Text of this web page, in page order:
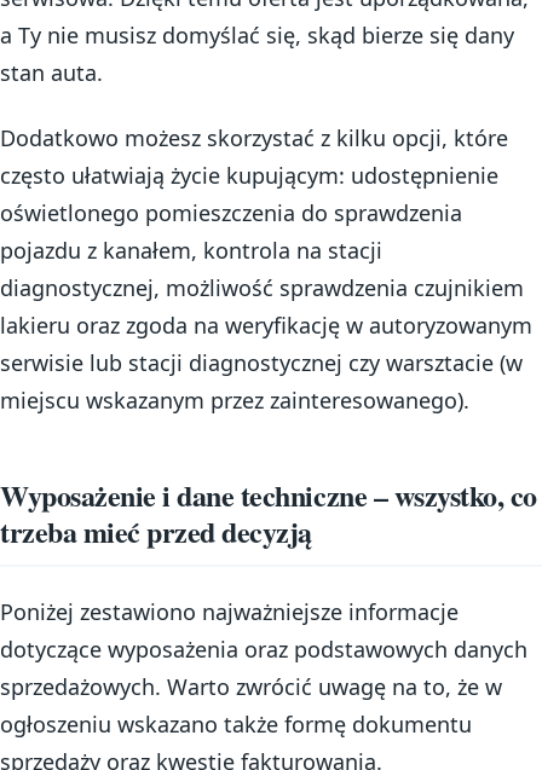
a Ty nie musisz domyślać się, skąd bierze się dany
stan auta.
Dodatkowo możesz skorzystać z kilku opcji, które
często ułatwiają życie kupującym: udostępnienie
oświetlonego pomieszczenia do sprawdzenia
pojazdu z kanałem, kontrola na stacji
diagnostycznej, możliwość sprawdzenia czujnikiem
lakieru oraz zgoda na weryfikację w autoryzowanym
serwisie lub stacji diagnostycznej czy warsztacie (w
miejscu wskazanym przez zainteresowanego).
Wyposażenie i dane techniczne – wszystko, co
trzeba mieć przed decyzją
Poniżej zestawiono najważniejsze informacje
dotyczące wyposażenia oraz podstawowych danych
sprzedażowych. Warto zwrócić uwagę na to, że w
ogłoszeniu wskazano także formę dokumentu
sprzedaży oraz kwestie fakturowania.